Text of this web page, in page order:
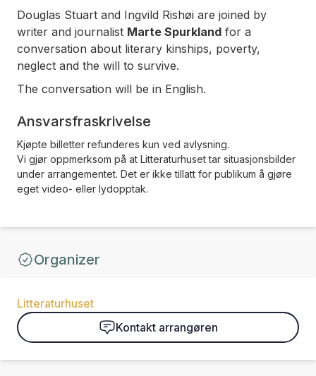
Douglas Stuart and Ingvild Rishøi are joined by
writer and journalist Marte Spurkland for a
conversation about literary kinships, poverty,
neglect and the will to survive.
The conversation will be in English.
Ansvarsfraskrivelse
Kjøpte billetter refunderes kun ved avlysning.
Vi gjør oppmerksom på at Litteraturhuset tar situasjonsbilder
under arrangementet. Det er ikke tillatt for publikum å gjøre
eget video- eller lydopptak.
Organizer
Litteraturhuset
Kontakt arrangøren